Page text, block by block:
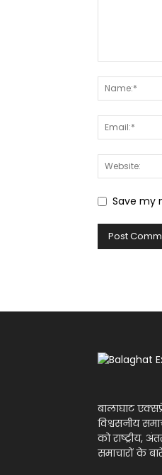
Save my
बालाघाट
विश्वसनीय
को राष्ट्रीय,
समाचारों के